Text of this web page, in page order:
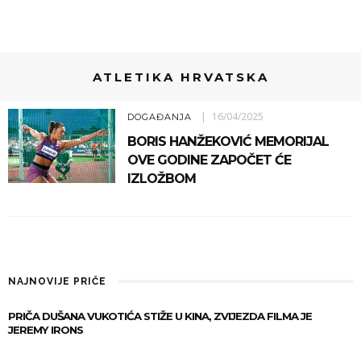
ATLETIKA HRVATSKA
DOGAĐANJA 16/04/2025
BORIS HANŽEKOVIĆ MEMORIJAL
OVE GODINE ZAPOČET ĆE
IZLOŽBOM
NAJNOVIJE PRIČE
PRIČA DUŠANA VUKOTIĆA STIŽE U KINA, ZVIJEZDA FILMA JE
JEREMY IRONS